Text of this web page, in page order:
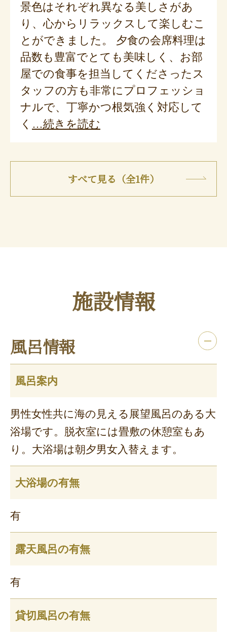
景色はそれぞれ異なる美しさがあ
り、心からリラックスして楽しむこ
とができました。 夕食の会席料理は
品数も豊富でとても美味しく、お部
屋での食事を担当してくださったス
タッフの方も非常にプロフェッショ
ナルで、丁寧かつ根気強く対応して
く
続きを読む
すべて見る（全1件）
施設情報
風呂情報
風呂案内
男性女性共に海の見える展望風呂のある大
浴場です。脱衣室には畳敷の休憩室もあ
り。大浴場は朝夕男女入替えます。
大浴場の有無
有
露天風呂の有無
有
貸切風呂の有無